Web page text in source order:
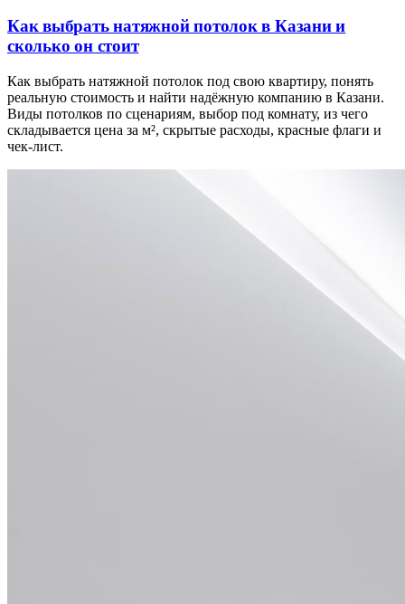
Как выбрать натяжной потолок в Казани и
сколько он стоит
Как выбрать натяжной потолок под свою квартиру, понять
реальную стоимость и найти надёжную компанию в Казани.
Виды потолков по сценариям, выбор под комнату, из чего
складывается цена за м², скрытые расходы, красные флаги и
чек-лист.